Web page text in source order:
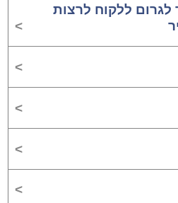
ללקוח לרצות